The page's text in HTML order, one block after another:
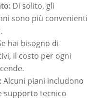
Di solito, gli
sono più convenienti
hai bisogno di
il costo per ogni
Alcuni piani includono
supporto tecnico